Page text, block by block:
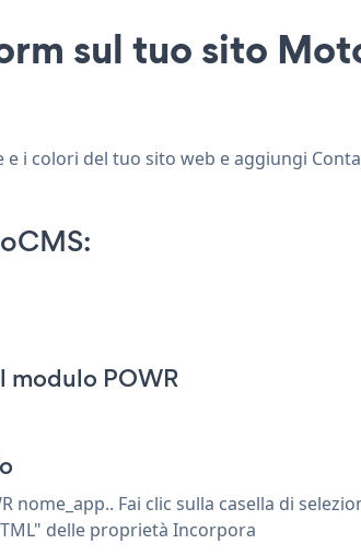
sul tuo sito
i colori del tuo sito web e aggiungi
modulo POWR
Fai clic sulla casella di
delle proprietà Incorpora